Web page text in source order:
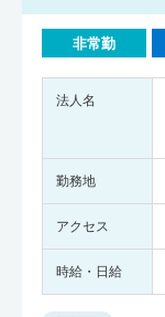
非常勤
法人名
勤務地
アクセス
時給・日給